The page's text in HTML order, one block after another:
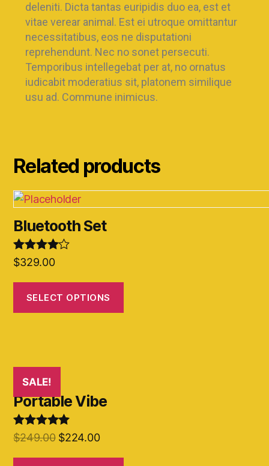
deleniti. Dicta tantas euripidis duo ea, est et
vitae verear animal. Est ei utroque omittantur
necessitatibus, eos ne disputationi
reprehendunt. Nec no sonet persecuti.
Temporibus intellegebat per at, no ornatus
iudicabit moderatius sit, platonem similique
usu ad. Commune inimicus.
Related products
Bluetooth Set
Rated 4.00
out of 5
$329.00
SELECT OPTIONS
SALE!
Portable Vibe
Rated5.00
out of 5
$249.00 $224.00